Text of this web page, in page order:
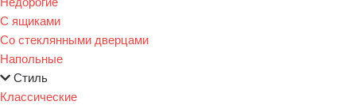
С ящиками
Со стеклянными дверцами
Напольные
Стиль
Классические